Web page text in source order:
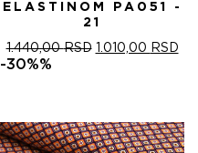
ELASTINOM PA051 -
21
1.440,00RSD ОРИГИНАЛНА
1.010,00 RSD
-30%%